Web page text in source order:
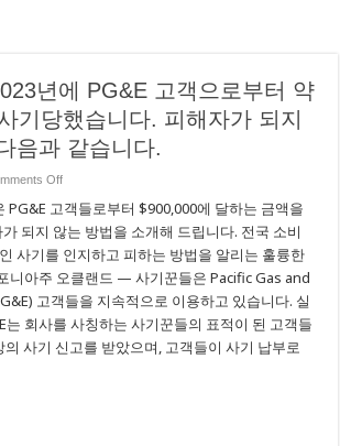
년에 PG&E 고객으로부터 약
기당했습니다. 피해자가 되지
음과 같습니다.
Offon
기
꾼
들
은
2023
년
에
PG&E
고
객
PG&E 고객들로부터 $900,000에 달하는 금액을
되지 않는 방법을 소개해 드립니다. 전국 소비
사기를 인지하고 피하는 방법을 알리는 훌륭한
니아주 오클랜드 — 사기꾼들은 Pacific Gas and
고객들을 지속적으로 이용하고 있습니다. 실
는 회사를 사칭하는 사기꾼들의 표적이 된 고객들
의 사기 신고를 받았으며, 고객들이 사기 납부로